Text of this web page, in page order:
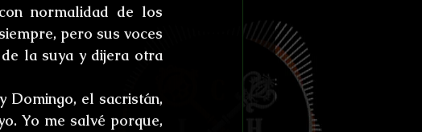
normalidad de los
pero sus voces
la suya y dijera otra
Domingo, el sacristán,
Yo me salvé porque,